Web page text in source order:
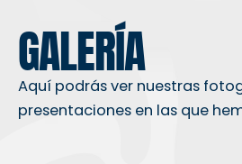
GALERÍA
Aquí podrás ver nuestras
presentaciones en las que